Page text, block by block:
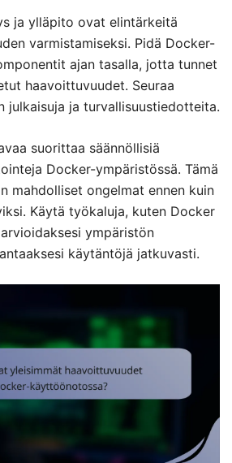
ja ylläpito ovat elintärkeitä
varmistamiseksi. Pidä Docker-
ajan tasalla, jotta tunnet
haavoittuvuudet. Seuraa
julkaisuja ja turvallisuustiedotteita.
suorittaa säännöllisiä
Docker-ympäristössä. Tämä
mahdolliset ongelmat ennen kuin
Käytä työkaluja, kuten Docker
ympäristön
käytäntöjä jatkuvasti.